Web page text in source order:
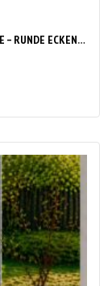
FENSTERBANK JAPANDI 45 MM AUS ALTHOLZ EICHE – RUNDE ECKEN NACH MASS